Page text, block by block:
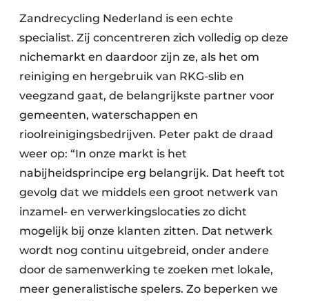
Zandrecycling Nederland is een echte
specialist. Zij concentreren zich volledig op deze
nichemarkt en daardoor zijn ze, als het om
reiniging en hergebruik van RKG-slib en
veegzand gaat, de belangrijkste partner voor
gemeenten, waterschappen en
rioolreinigingsbedrijven. Peter pakt de draad
weer op: “In onze markt is het
nabijheidsprincipe erg belangrijk. Dat heeft tot
gevolg dat we middels een groot netwerk van
inzamel- en verwerkingslocaties zo dicht
mogelijk bij onze klanten zitten. Dat netwerk
wordt nog continu uitgebreid, onder andere
door de samenwerking te zoeken met lokale,
meer generalistische spelers. Zo beperken we